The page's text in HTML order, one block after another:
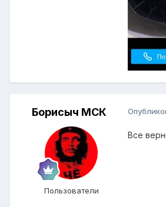
Борисыч МСК
Пользователи
Все